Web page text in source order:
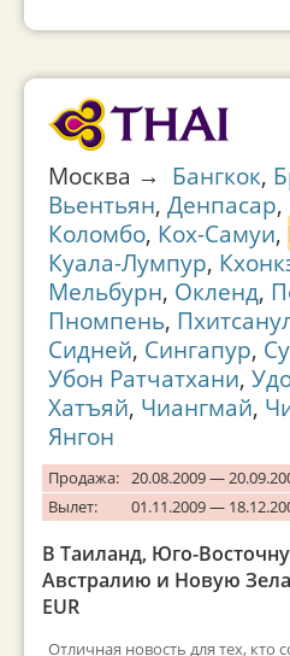
Москва → Бангкок,
Вьентьян, Денпасар,
Коломбо, Кох-Самуи,
Куала-Лумпур,
Мельбурн, Окленд,
Пномпень,
Сидней, Сингапур,
Убон Ратчатхани,
Хатъяй, Чиангмай,
Янгон
Продажа: 20.08.2009 —
Вылет:
01.11.2009 —
В Таиланд, Юго-
Австралию и Новую
EUR
Отличная новость для тех, кто